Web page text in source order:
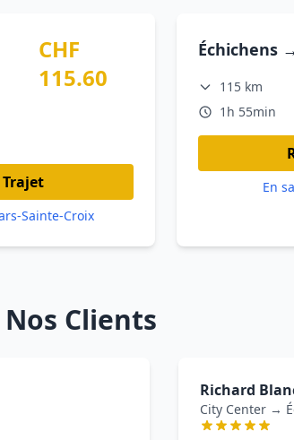
CHF
115.60
Trajet
Sainte-Croix
Échichens
115 km
1h 55min
En
Clients
Richard
City Center →